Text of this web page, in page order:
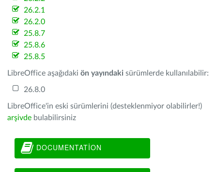
26.2.1
26.2.0
25.8.7
25.8.6
25.8.5
LibreOffice aşağıdaki ön yayındaki sürümlerde kullanılabilir:
26.8.0
LibreOffice'in eski sürümlerini (desteklenmiyor olabilirler!)
arşivde bulabilirsiniz
DOCUMENTATION